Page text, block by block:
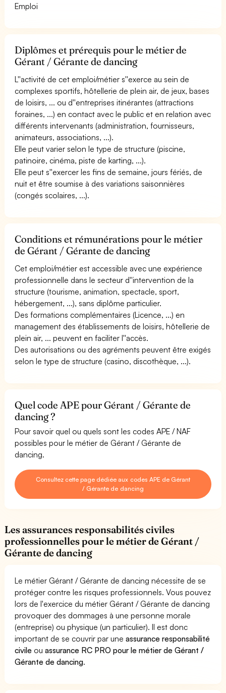
Emploi
Diplômes et prérequis pour le métier de
Gérant / Gérante de dancing
L''activité de cet emploi/métier s''exerce au sein de
complexes sportifs, hôtellerie de plein air, de jeux, bases
de loisirs, ... ou d''entreprises itinérantes (attractions
foraines, ...) en contact avec le public et en relation avec
différents intervenants (administration, fournisseurs,
animateurs, associations, ...).
Elle peut varier selon le type de structure (piscine,
patinoire, cinéma, piste de karting, ...).
Elle peut s''exercer les fins de semaine, jours fériés, de
nuit et être soumise à des variations saisonnières
(congés scolaires, ...).
Conditions et rémunérations pour le métier
de Gérant / Gérante de dancing
Cet emploi/métier est accessible avec une expérience
professionnelle dans le secteur d''intervention de la
structure (tourisme, animation, spectacle, sport,
hébergement, ...), sans diplôme particulier.
Des formations complémentaires (Licence, ...) en
management des établissements de loisirs, hôtellerie de
plein air, ... peuvent en faciliter l''accès.
Des autorisations ou des agréments peuvent être exigés
selon le type de structure (casino, discothèque, ...).
Quel code APE pour Gérant / Gérante de
dancing ?
Pour savoir quel ou quels sont les codes APE / NAF
possibles pour le métier de Gérant / Gérante de
dancing.
Consultez cette page dédiée aux codes APE de Gérant
/ Gérante de dancing
Les assurances responsabilités civiles
professionnelles pour le métier de Gérant /
Gérante de dancing
Le métier Gérant / Gérante de dancing nécessite de se
protéger contre les risques professionnels. Vous pouvez
lors de l'exercice du métier Gérant / Gérante de dancing
provoquer des dommages à une personne morale
(entreprise) ou physique (un particulier). Il est donc
important de se couvrir par uneassurance responsabilité
civile ouassurance RC PRO pour le métier de Gérant /
Gérante de dancing.